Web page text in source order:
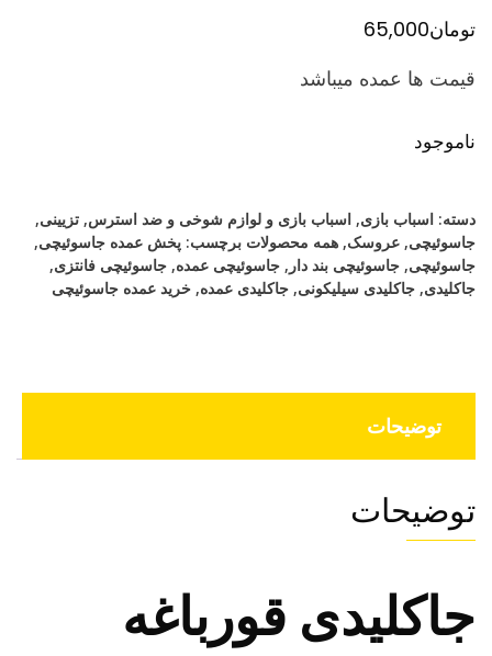
تومان65,000
قیمت ها عمده میباشد
ناموجود
دسته: اسباب بازی, اسباب بازی و لوازم شوخی و ضد استرس, تزیینی,
جاسوئیچی, عروسک, همه محصولات برچسب: پخش عمده جاسوئیچی,
جاسوئیچی, جاسوئیچی بند دار , جاسوئیچی عمده, جاسوئیچی فانتزی,
جاکلیدی, جاکلیدی سیلیکونی, جاکلیدی عمده, خرید عمده جاسوئیچی
توضیحات
توضیحات
جاکلیدی قورباغه